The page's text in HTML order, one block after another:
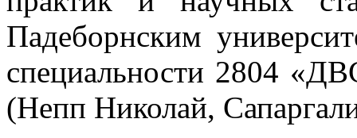
Падеборнским
специальности 2804
(Непп Николай,